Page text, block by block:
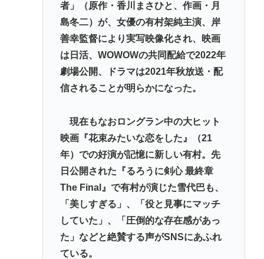
者」（原作・香川まさひと、作画・月
島冬二）が、女優の有村架純主演、岸
善幸監督により実写映像化され、映画
は日活、WOWOWの共同配給で2022年
劇場公開、ドラマは2021年秋放送・配
信されることが明らかになった。
現在もなおロングラン中の大ヒット
映画『花束みたいな恋をした』（21
年）での好演が記憶に新しい有村。先
日公開された『るろうに剣心 最終章
The Final』で有村が演じた雪代巴も、
「美しすぎる」、「役と見事にマッチ
していた」、「圧倒的な存在感があっ
た」などと絶賛する声がSNSにあふれ
ている。